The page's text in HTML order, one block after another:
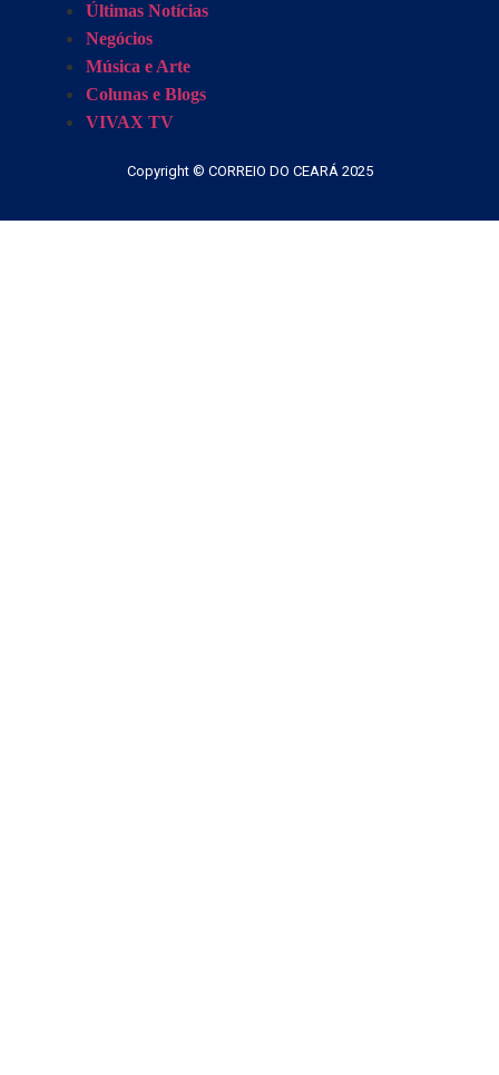
Últimas Notícias
Negócios
Música e Arte
Colunas e Blogs
VIVAX TV
Copyright © CORREIO DO CEARÁ 2025